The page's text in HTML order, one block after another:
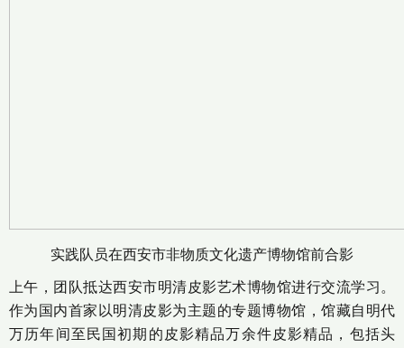
实践队员在西安市非物质文化遗产博物馆前合影
上午，团队抵达西安市明清皮影艺术博物馆进行交流学习。
作为国内首家以明清皮影为主题的专题博物馆，馆藏自明代
万历年间至民国初期的皮影精品万余件皮影精品，包括头